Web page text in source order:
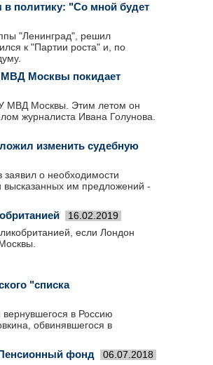
в политику: "Со мной будет
"Ленинград", решил
к "Партии роста" и, по
МВД Москвы покидает
МВД Москвы. Этим летом он
журналиста Ивана Голунова.
изменить судебную
о необходимости
высказанных им предложений -
16.02.2019
если Лондон
"списка
в Россию
обвинявшегося в
фонд 06.07.2018